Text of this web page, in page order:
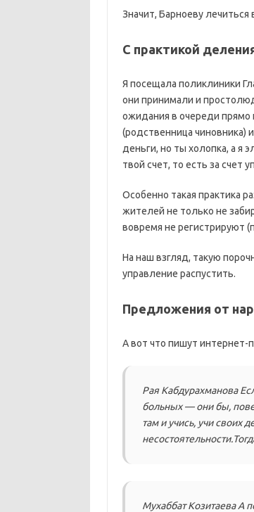
Значит, Барноеву лечиться
С практикой
Я посещала поликлиники
они принимали и
ожидания в очереди прямо
(родственница чиновника)
деньги, но ты холопка, а я
твой счет, то есть за счет
Особенно такая практика
жителей не только не
вовремя не регистрируют
На наш взгляд, такую
управление распустить.
Предложения от
А вот что пишут интернет-
Рая Кабдурахманова
больных — они бы,
там и учись, учи своих
Мухаббат Козитаева А